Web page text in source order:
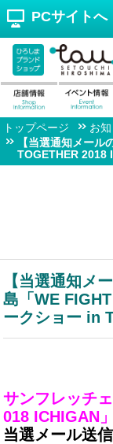
PCサイトへ
トップページ
お
【当選通知メー
TOGETHER 2018
【当選通知メ
島「WE
ークショー in
サンフレッチ
018 ICHIGAN
当選メール送